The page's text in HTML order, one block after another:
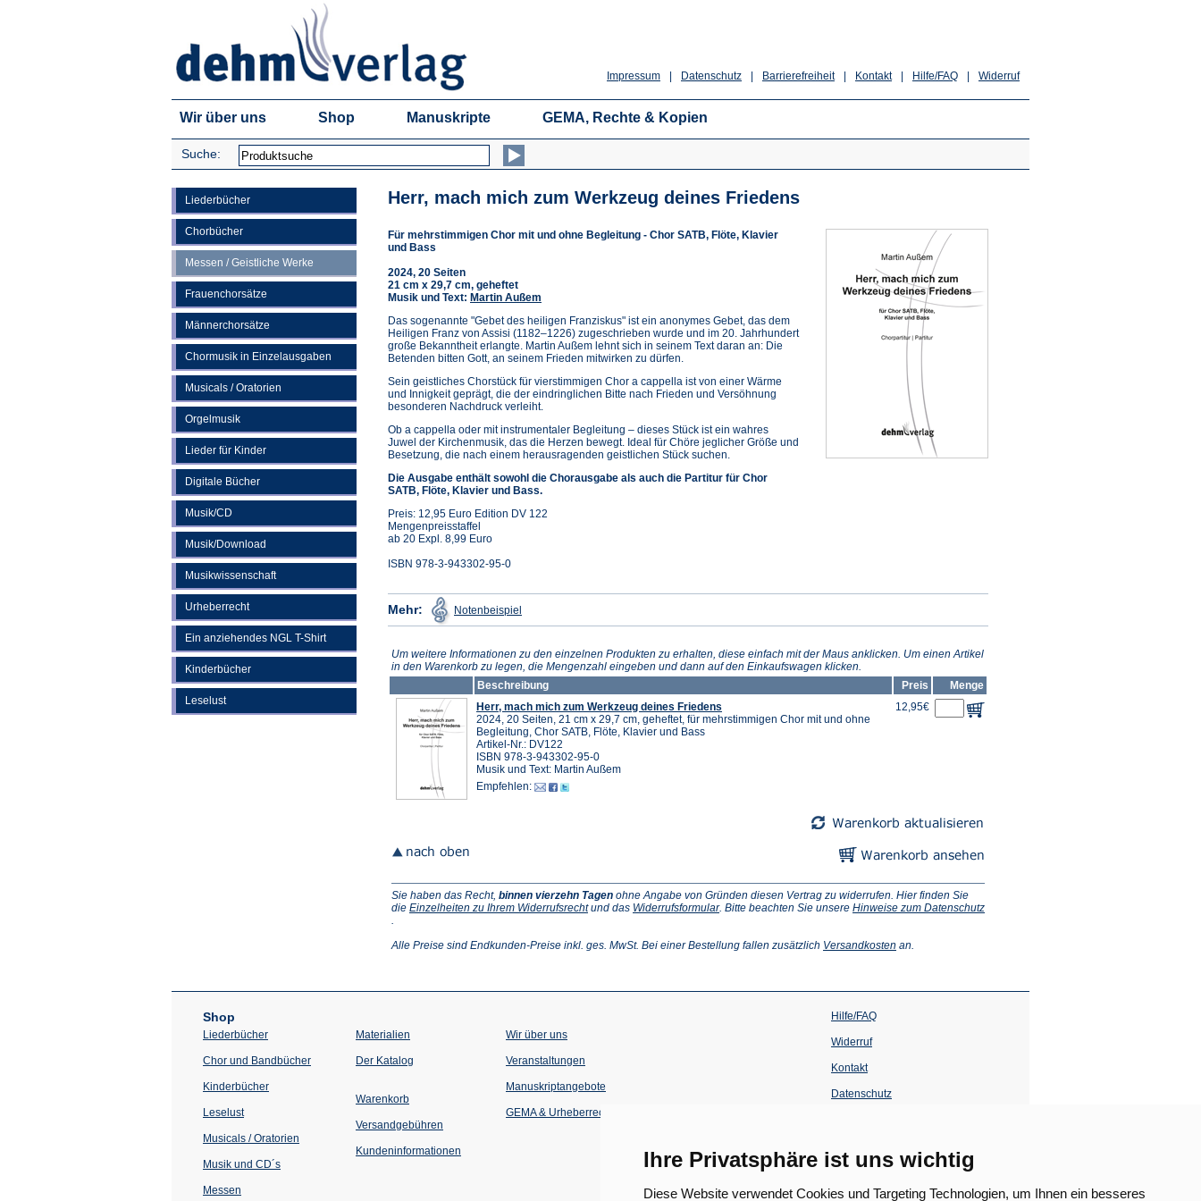
Ihre Privatsphäre ist uns wichtig
Diese Website verwendet Cookies und Targeting Technologien, um Ihnen ein besseres
Widerruf
Hilfe/FAQ
Kontakt
Barrierefreiheit
Datenschutz
Impressum
Wir über uns Shop Manuskripte GEMA, Rechte & Kopien
Suche:
Liederbücher
Chorbücher
Messen / Geistliche Werke
Frauenchorsätze
Männerchorsätze
Chormusik in Einzelausgaben
Musicals / Oratorien
Orgelmusik
Lieder für Kinder
Digitale Bücher
Musik/CD
Musik/Download
Musikwissenschaft
Urheberrecht
Ein anziehendes NGL T-Shirt
Kinderbücher
Leselust
Herr, mach mich zum Werkzeug deines Friedens
Für mehrstimmigen Chor mit und ohne Begleitung - Chor SATB, Flöte, Klavier
und Bass
2024, 20 Seiten
21 cm x 29,7 cm, geheftet
Musik und Text: Martin Außem
Das sogenannte "Gebet des heiligen Franziskus" ist ein anonymes Gebet, das dem
Heiligen Franz von Assisi (1182–1226) zugeschrieben wurde und im 20. Jahrhundert
große Bekanntheit erlangte. Martin Außem lehnt sich in seinem Text daran an: Die
Betenden bitten Gott, an seinem Frieden mitwirken zu dürfen.
Sein geistliches Chorstück für vierstimmigen Chor a cappella ist von einer Wärme
und Innigkeit geprägt, die der eindringlichen Bitte nach Frieden und Versöhnung
besonderen Nachdruck verleiht.
Ob a cappella oder mit instrumentaler Begleitung – dieses Stück ist ein wahres
Juwel der Kirchenmusik, das die Herzen bewegt. Ideal für Chöre jeglicher Größe und
Besetzung, die nach einem herausragenden geistlichen Stück suchen.
Die Ausgabe enthält sowohl die Chorausgabe als auch die Partitur für Chor
SATB, Flöte, Klavier und Bass.
Preis: 12,95 Euro Edition DV 122
Mengenpreisstaffel
ab 20 Expl. 8,99 Euro
ISBN 978-3-943302-95-0
Mehr: Notenbeispiel in
einem
Tab)
Um weitere Informationen zu den einzelnen Produkten zu erhalten, diese einfach mit der Maus anklicken. Um einen Artikel
in den Warenkorb zu legen, die Mengenzahl eingeben und dann auf den Einkaufswagen klicken.
Beschreibung
Preis
Menge
Herr, mach mich zum Werkzeug deines Friedens
2024, 20 Seiten, 21 cm x 29,7 cm, geheftet, für mehrstimmigen Chor mit und ohne
Begleitung, Chor SATB, Flöte, Klavier und Bass
Artikel-Nr.: DV122
ISBN 978-3-943302-95-0
Musik und Text: Martin Außem
Empfehlen:
12,95€
Sie haben das Recht, binnen vierzehn Tagen ohne Angabe von Gründen diesen Vertrag zu widerrufen. Hier finden Sie
die Einzelheiten zu Ihrem Widerrufsrecht(Öffnet
neuen
und das Widerrufsformular(Öffnet
neuen
. Bitte beachten Sie unsere Hinweise zum Datenschutz
einem
.
Alle Preise sind Endkunden-Preise inkl. ges. MwSt. Bei einer Bestellung fallen zusätzlich Versandkosten (Öffnet
Tab)
an.
Shop
Liederbücher
Chor und Bandbücher
Kinderbücher
Leselust
Musicals / Oratorien
Musik und CD´s
Messen
Materialien
Der Katalog
Warenkorb
Versandgebühren
Kundeninformationen
Wir über uns
Veranstaltungen
einem
Tab)
Manuskriptangebote
GEMA & Urheberrecht
Hilfe/FAQ
Widerruf
Kontakt
Datenschutz
einem